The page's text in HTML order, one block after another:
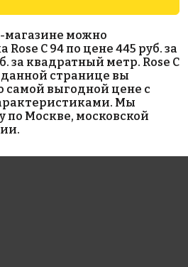
руб./м²
WN 20
4767 руб./м²
Rose GA 67(1)
327x327
WB 48
магазине можно
C 94 по цене 445 руб. за
за квадратный метр. Rose C
данной странице вы
самой выгодной цене с
Мы
по Москве, московской